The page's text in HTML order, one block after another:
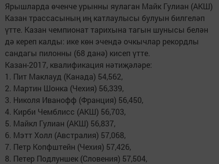
Ярышларда өченче урынны яулаган Майк Гулиан (АКШ)
Казан трассасының иң катлаулысы булуын билгеләп
үтте. Казан чемпионат тарихына тагын шунысы белән
дә кереп калды: ике көн эчендә очкычлар рекордлы
сандагы пилонны (68 данә) кисеп үтте.
Казан-2017, квалификация нәтиҗәләре:
1. Пит Маклауд (Канада) 54,562,
2. Мартин Шонка (Чехия) 56,339,
3. Николя Иванофф (Франция) 56,450,
4. Кирби Чемблисс (АКШ) 56,703,
5. Майкл Гулиан (АКШ) 56,837,
6. Мэтт Холл (Австралия) 57,068,
7. Петр Копфштейн (Чехия) 57,426,
8. Петер Подлуншек (Словения) 57,504,